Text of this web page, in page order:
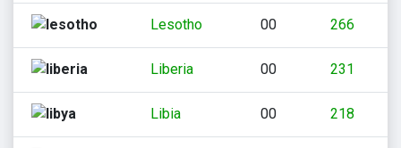
Lesotho 00 266
Liberia 00 231
Libia 00 218